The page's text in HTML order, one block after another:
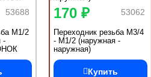
53688
M1/2
-
53062
170 ₽
Переходник резьба M3/4
- M1/2 (наружная -
наружная)
Купить